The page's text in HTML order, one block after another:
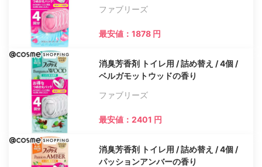
ファブリーズ
最安値：1878 円
消臭芳香剤 トイレ用 / 詰め替え / 4個 /
ベルガモットウッドの香り
ファブリーズ
最安値：2401 円
消臭芳香剤 トイレ用 / 詰め替え / 4個 /
パッションアンバーの香り